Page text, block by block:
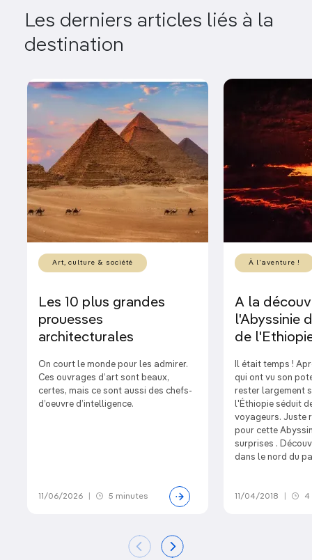
Les derniers articles liés à la
destination
Art, culture & société
Les 10 plus grandes
prouesses
architecturales
On court le monde pour les admirer.
Ces ouvrages d’art sont beaux,
certes, mais ce sont aussi des chefs-
d’oeuvre d’intelligence.
11/06/2026 5 minutes
À l'aventure !
A la
l'Abyssinie
de
Il était temps !
qui ont vu son
rester largement
l'Éthiopie séduit
voyageurs. Juste
pour cette
surprises .
dans le nord du
11/04/2018 4